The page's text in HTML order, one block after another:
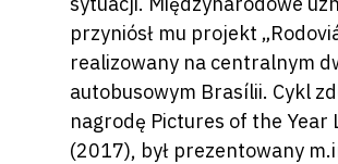
przyniósł mu projekt
realizowany na centralnym
autobusowym Brasílii. Cykl
nagrodę Pictures of the Year
(2017), był prezentowany